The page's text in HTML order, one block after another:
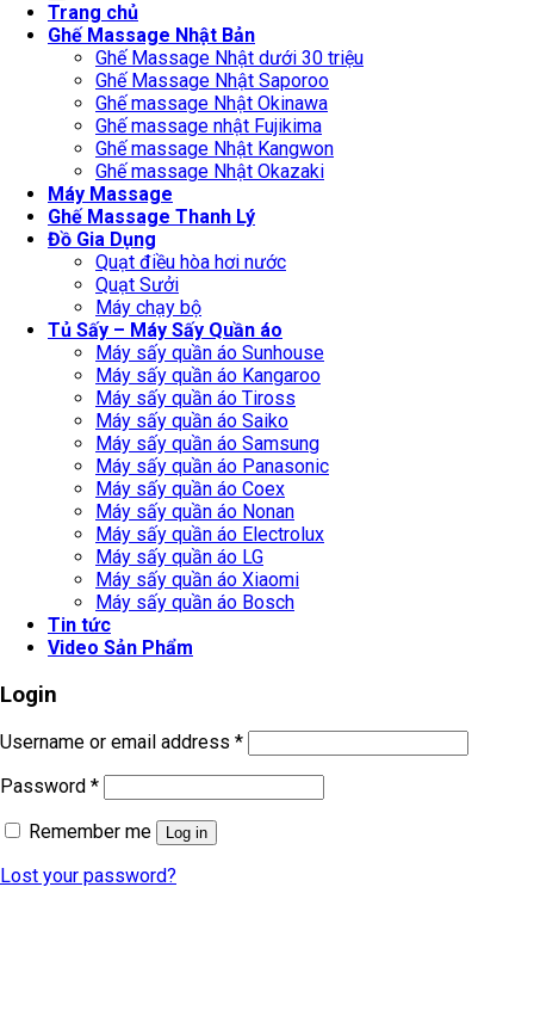
Trang chủ
Ghế Massage Nhật Bản
Ghế Massage Nhật dưới 30 triệu
Ghế Massage Nhật Saporoo
Ghế massage Nhật Okinawa
Ghế massage nhật Fujikima
Ghế massage Nhật Kangwon
Ghế massage Nhật Okazaki
Máy Massage
Ghế Massage Thanh Lý
Đồ Gia Dụng
Quạt điều hòa hơi nước
Quạt Sưởi
Máy chạy bộ
Tủ Sấy – Máy Sấy Quần áo
Máy sấy quần áo Sunhouse
Máy sấy quần áo Kangaroo
Máy sấy quần áo Tiross
Máy sấy quần áo Saiko
Máy sấy quần áo Samsung
Máy sấy quần áo Panasonic
Máy sấy quần áo Coex
Máy sấy quần áo Nonan
Máy sấy quần áo Electrolux
Máy sấy quần áo LG
Máy sấy quần áo Xiaomi
Máy sấy quần áo Bosch
Tin tức
Video Sản Phẩm
Login
Username or email address *
Password *
Remember me
Log in
Lost your password?